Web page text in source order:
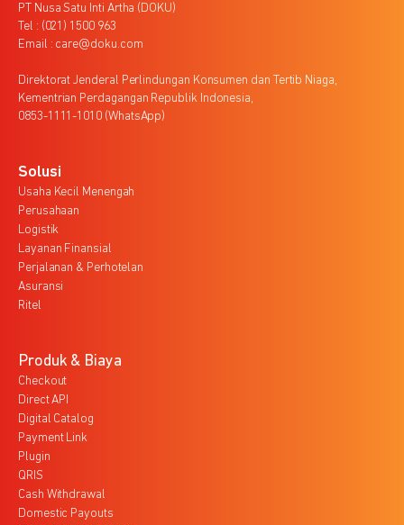
PT Nusa Satu Inti Artha (DOKU)
Tel : (021) 1500 963
Email : care@doku.com
Direktorat Jenderal Perlindungan Konsumen dan Tertib Niaga,
Kementrian Perdagangan Republik Indonesia,
0853-1111-1010 (WhatsApp)
Solusi
Usaha Kecil Menengah
Perusahaan
Logistik
Layanan Finansial
Perjalanan & Perhotelan
Asuransi
Ritel
Produk & Biaya
Checkout
Direct API
Digital Catalog
Payment Link
Plugin
QRIS
Cash Withdrawal
Domestic Payouts